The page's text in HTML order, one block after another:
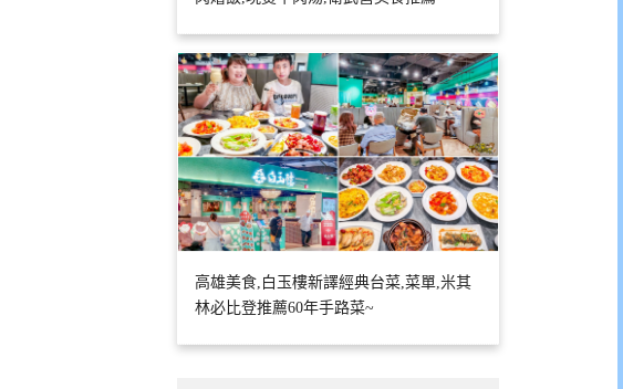
高雄美食,白玉樓新譯經典台菜,菜單,米其
林必比登推薦60年手路菜~